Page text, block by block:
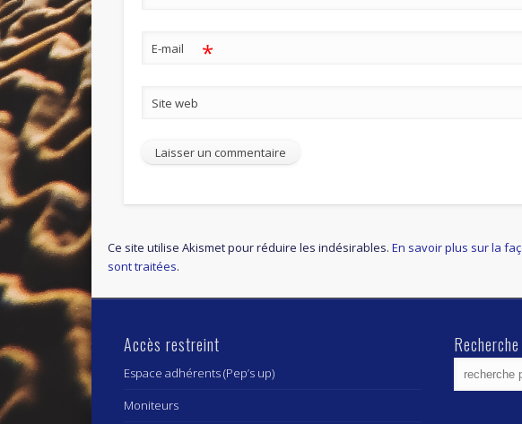
E-mail *
Site web
Ce site utilise Akismet pour réduire les indésirables.En savoir plus sur la
sont traitées.
Accès restreint
Espace adhérents (Pep’s up)
Moniteurs
Recherche